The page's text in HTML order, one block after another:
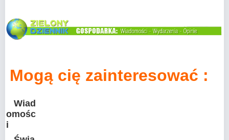
Mogą cię zainteresować :
Wiad
omośc
i